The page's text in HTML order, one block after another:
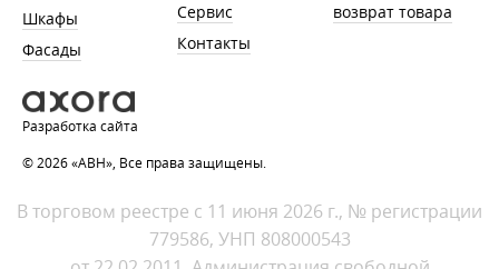
Шкафы
Фасады
Сервис
Контакты
возврат товара
Разработка сайта
© 2026 «АВН», Все права защищены.
В торговом реестре с 11 июня 2026 г., № регистрации
779586, УНП 808000543